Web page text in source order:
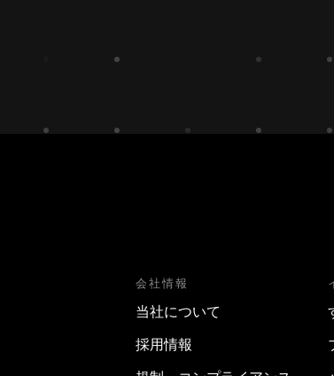
会社情報
当社について
採用情報